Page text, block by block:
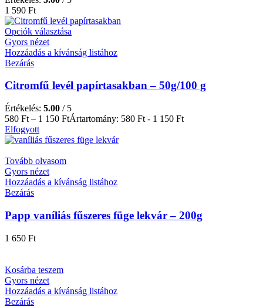
1 590 Ft
Opciók választása
Gyors nézet
Hozzáadás a kívánság listához
Bezárás
Citromfű levél papírtasakban – 50g/100 g
Értékelés: 5.00 / 5
580 Ft – 1 150 FtÁrtartomány: 580 Ft - 1 150 Ft
Elfogyott
Tovább olvasom
Gyors nézet
Hozzáadás a kívánság listához
Bezárás
Papp vaníliás fűszeres füge lekvár – 200g
1 650 Ft
Kosárba teszem
Gyors nézet
Hozzáadás a kívánság listához
Bezárás